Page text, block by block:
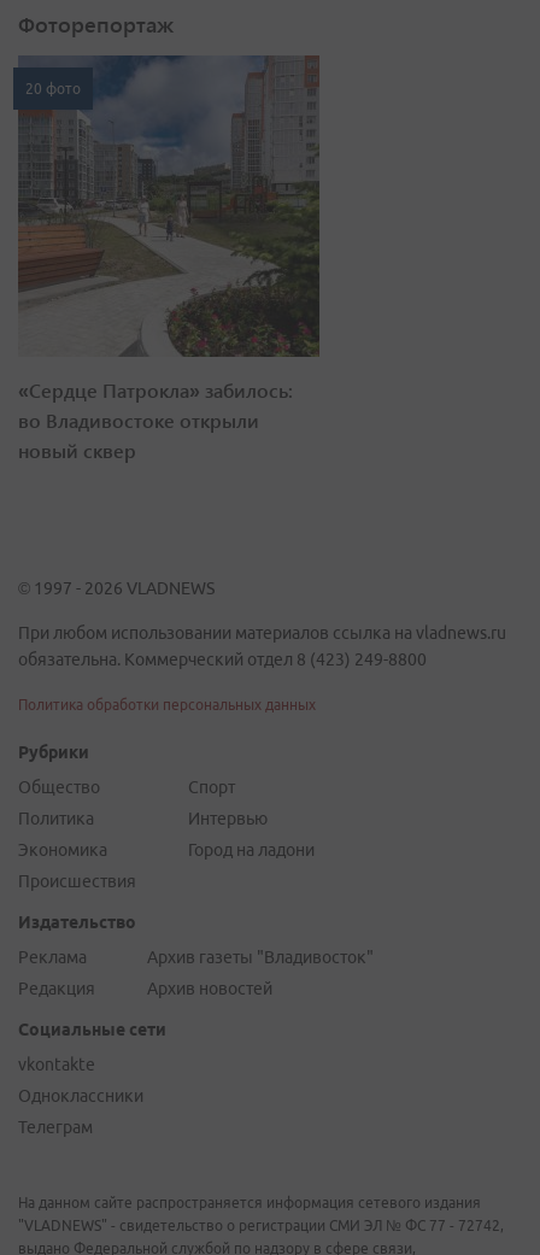
Фоторепортаж
20 фото
«Сердце Патрокла» забилось:
во Владивостоке открыли
новый сквер
© 1997 - 2026 VLADNEWS
При любом использовании материалов ссылка на vladnews.ru
обязательна. Коммерческий отдел 8 (423) 249-8800
Политика обработки персональных данных
Рубрики
Общество
Политика
Экономика
Происшествия
Спорт
Интервью
Город на ладони
Издательство
Реклама
Редакция
Архив газеты "Владивосток"
Архив новостей
Социальные сети
vkontakte
Одноклассники
Телеграм
На данном сайте распространяется информация сетевого издания
"VLADNEWS" - свидетельство о регистрации СМИ ЭЛ № ФС 77 - 72742,
выдано Федеральной службой по надзору в сфере связи,